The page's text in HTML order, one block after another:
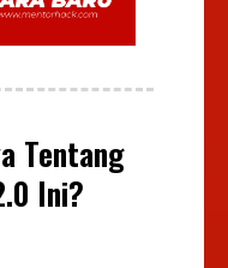
Tentang
Ini?